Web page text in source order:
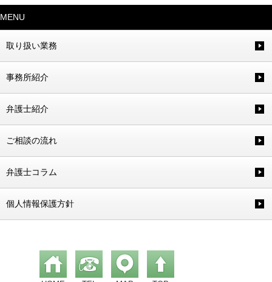
MENU
取り扱い業務
事務所紹介
弁護士紹介
ご相談の流れ
弁護士コラム
個人情報保護方針